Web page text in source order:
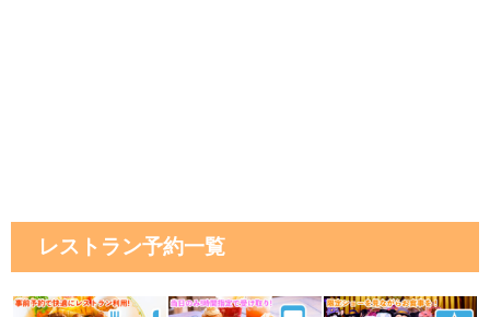
レストラン予約一覧